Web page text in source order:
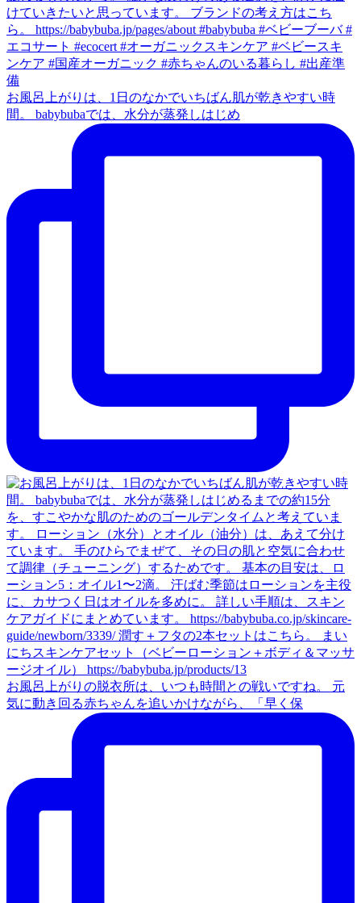
お風呂上がりは、1日のなかでいちばん肌が乾きやすい時
間。 babybubaでは、水分が蒸発しはじめ
お風呂上がりの脱衣所は、いつも時間との戦いですね。 元
気に動き回る赤ちゃんを追いかけながら、「早く保